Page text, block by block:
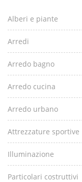
Alberi e piante
Arredi
Arredo bagno
Arredo cucina
Arredo urbano
Attrezzature sportive
Illuminazione
Particolari costruttivi